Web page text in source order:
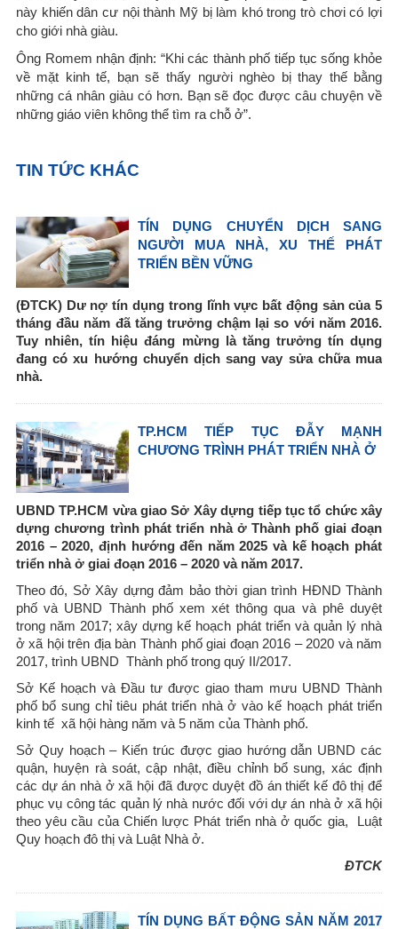
này khiến dân cư nội thành Mỹ bị làm khó trong trò chơi có lợi
cho giới nhà giàu.
Ông Romem nhận định: “Khi các thành phố tiếp tục sống khỏe
về mặt kinh tế, bạn sẽ thấy người nghèo bị thay thế bằng
những cá nhân giàu có hơn. Bạn sẽ đọc được câu chuyện về
những giáo viên không thể tìm ra chỗ ở”.
TIN TỨC KHÁC
TÍN DỤNG CHUYỂN DỊCH SANG
NGƯỜI MUA NHÀ, XU THẾ PHÁT
TRIỂN BỀN VỮNG
(ĐTCK) Dư nợ tín dụng trong lĩnh vực bất động sản của 5
tháng đầu năm đã tăng trưởng chậm lại so với năm 2016.
Tuy nhiên, tín hiệu đáng mừng là tăng trưởng tín dụng
đang có xu hướng chuyển dịch sang vay sửa chữa mua
nhà.
TP.HCM TIẾP TỤC ĐẪY MẠNH
CHƯƠNG TRÌNH PHÁT TRIỂN NHÀ Ở
UBND TP.HCM vừa giao Sở Xây dựng tiếp tục tổ chức xây
dựng chương trình phát triển nhà ở Thành phố giai đoạn
2016 – 2020, định hướng đến năm 2025 và kế hoạch phát
triển nhà ở giai đoạn 2016 – 2020 và năm 2017.
Theo đó, Sở Xây dựng đảm bảo thời gian trình HĐND Thành
phố và UBND Thành phố xem xét thông qua và phê duyệt
trong năm 2017; xây dựng kế hoạch phát triển và quản lý nhà
ở xã hội trên địa bàn Thành phố giai đoạn 2016 – 2020 và năm
2017, trình UBND Thành phố trong quý II/2017.
Sở Kế hoạch và Đầu tư được giao tham mưu UBND Thành
phố bổ sung chỉ tiêu phát triển nhà ở vào kế hoạch phát triển
kinh tế xã hội hàng năm và 5 năm của Thành phố.
Sở Quy hoạch – Kiến trúc được giao hướng dẫn UBND các
quận, huyện rà soát, cập nhật, điều chỉnh bổ sung, xác định
các dự án nhà ở xã hội đã được duyệt đồ án thiết kế đô thị để
phục vụ công tác quản lý nhà nước đối với dự án nhà ở xã hội
theo yêu cầu của Chiến lược Phát triển nhà ở quốc gia, Luật
Quy hoạch đô thị và Luật Nhà ở.
ĐTCK
TÍN DỤNG BẤT ĐỘNG SẢN NĂM 2017